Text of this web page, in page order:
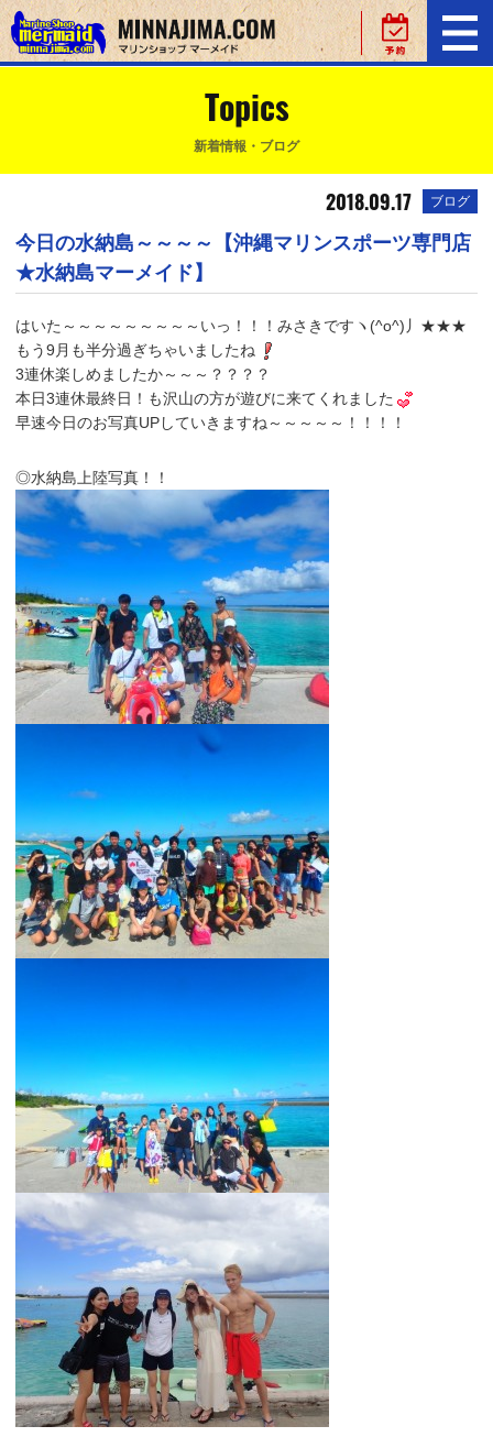
Topics
新着情報・ブログ
2018.09.17 ブログ
今日の水納島～～～～【沖縄マリンスポーツ専門店
★水納島マーメイド】
はいた～～～～～～～～～いっ！！！みさきですヽ(^o^)丿★★★
もう9月も半分過ぎちゃいましたね
3連休楽しめましたか～～～？？？？
本日3連休最終日！も沢山の方が遊びに来てくれました
早速今日のお写真UPしていきますね～～～～～！！！！
◎水納島上陸写真！！